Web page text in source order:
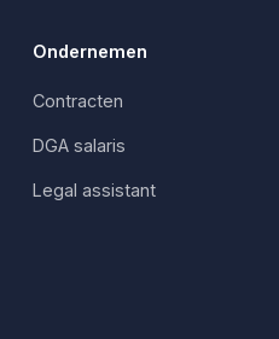
Ondernemen
Contracten
DGA salaris
Legal assistant